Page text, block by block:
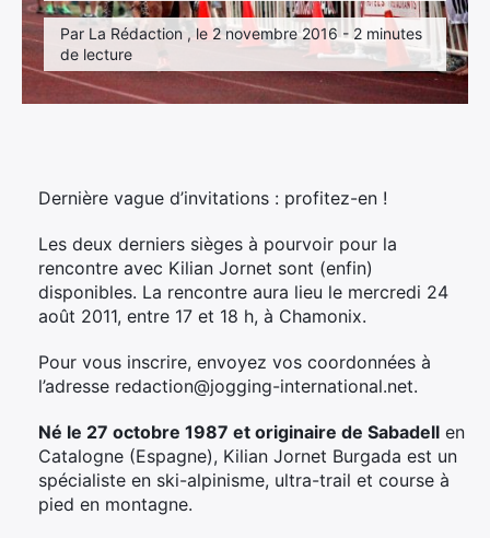
Par La Rédaction , le 2 novembre 2016 - 2 minutes
de lecture
Dernière vague d’invitations : profitez-en !
Les deux derniers sièges à pourvoir pour la
rencontre avec Kilian Jornet sont (enfin)
disponibles. La rencontre aura lieu le mercredi 24
août 2011, entre 17 et 18 h, à Chamonix.
Pour vous inscrire, envoyez vos coordonnées à
l’adresse redaction@jogging-international.net.
Né le 27 octobre 1987 et originaire de Sabadell en
Catalogne (Espagne), Kilian Jornet Burgada est un
spécialiste en ski-alpinisme, ultra-trail et course à
pied en montagne.